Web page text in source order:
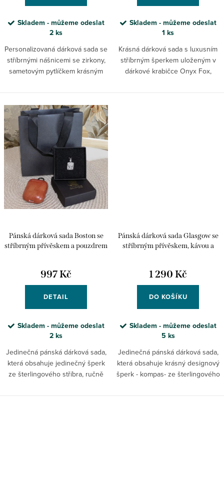
Skladem - můžeme odeslat
2 ks
Personalizovaná dárková sada se
stříbrnými nášnicemi se zirkony,
sametovým pytlíčkem krásným
ženě ve Vašem životě...
Skladem - můžeme odeslat
1 ks
Krásná dárková sada s luxusním
stříbrným šperkem uloženým v
dárkové krabičce Onyx Fox,
Pánská dárková sada Boston se
stříbrným přívěskem a pouzdrem
997 Kč
DETAIL
Skladem - můžeme odeslat
2 ks
Jedinečná pánská dárková sada,
která obsahuje jedinečný šperk
ze šterlingového stříbra, ručně
Pánská dárková sada Glasgow se
stříbrným přívěskem, kávou a
1 290 Kč
DO KOŠÍKU
Skladem - můžeme odeslat
5 ks
Jedinečná pánská dárková sada,
která obsahuje krásný designový
šperk - kompas- ze šterlingového